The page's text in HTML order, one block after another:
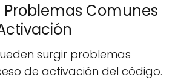
Problemas Comunes
surgir problemas
de activación del código.